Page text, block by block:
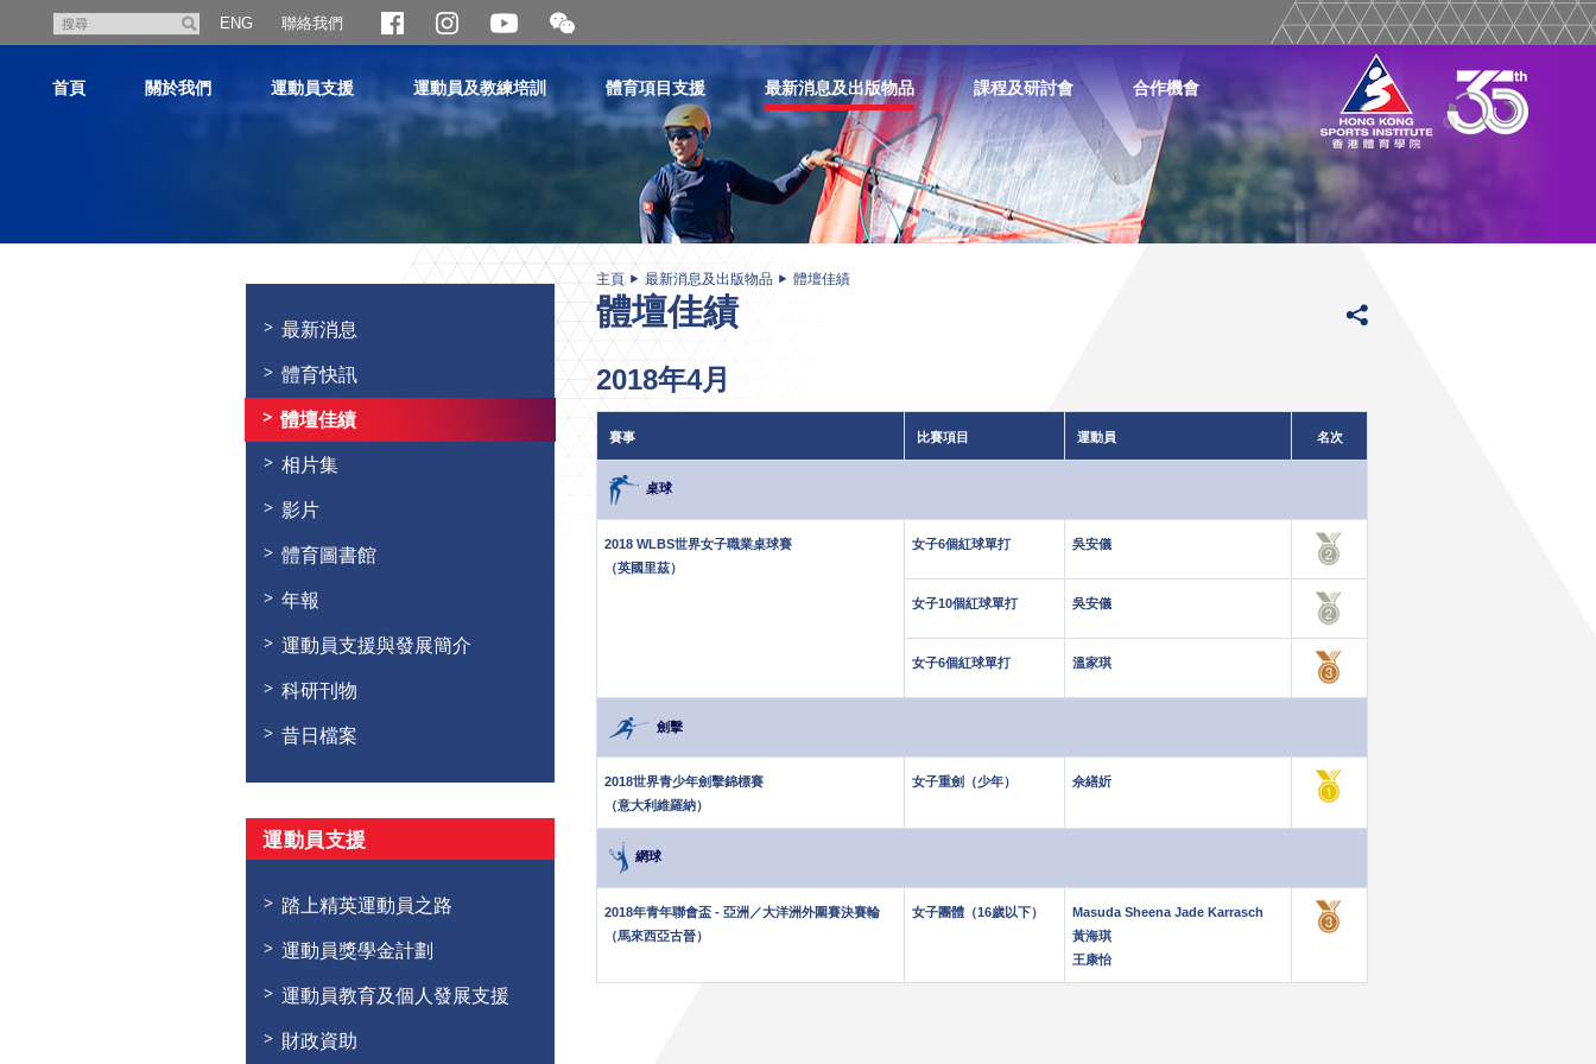
尋
ENG 聯絡我們
開
合
二
維
首頁 關於我們 運動員支援 運動員及教練培訓 體育項目支援 最新消息及出版物品 課程及研討會 合作機會
最新消息
體育快訊
體壇佳績
相片集
影片
體育圖書館
年報
運動員支援與發展簡介
科研刊物
昔日檔案
運動員支援
踏上精英運動員之路
運動員獎學金計劃
運動員教育及個人發展支援
財政資助
主頁 最新消息及出版物品 體壇佳績
體壇佳績
2018年4月
賽事 比賽項目 運動員 名次
桌球
2018 WLBS世界女子職業桌球賽
（英國里茲）
女子6個紅球單打 吳安儀
女子10個紅球單打 吳安儀
女子6個紅球單打 溫家琪
劍擊
2018世界青少年劍擊錦標賽
（意大利維羅納）
女子重劍（少年） 佘繕妡
網球
2018年青年聯會盃 - 亞洲／大洋洲外圍賽決賽輪
（馬來西亞古晉）
女子團體（16歲以下）
Masuda Sheena Jade Karrasch
黃海琪
王康怡